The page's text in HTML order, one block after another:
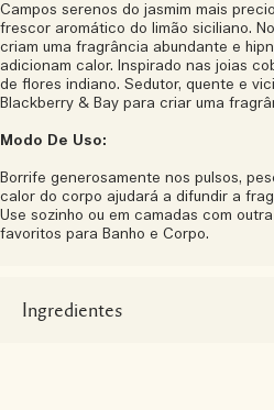
Campos serenos do jasmim mais
frescor aromático do limão siciliano.
criam uma fragrância abundante e
adicionam calor. Inspirado nas joias
de flores indiano. Sedutor, quente e
Blackberry & Bay para criar uma
Modo De Uso:
Borrife generosamente nos pulsos,
calor do corpo ajudará a difundir a
Use sozinho ou em camadas com
favoritos para Banho e Corpo.
Ingredientes